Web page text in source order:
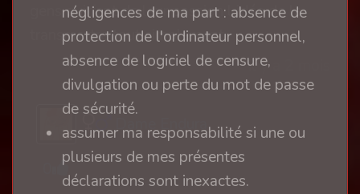
gens qui font de leur passion l idée de la
transmettre tout simplement
il y a 2 mois
Dame Endura
négligences de ma part : absence de
protection de l'ordinateur personnel,
absence de logiciel de censure,
divulgation ou perte du mot de passe
de sécurité.
assumer ma responsabilité si une ou
plusieurs de mes présentes
déclarations sont inexactes.